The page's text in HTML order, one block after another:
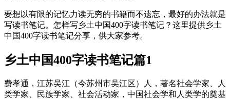
要想以有限的记忆力读无穷的书籍而不遗忘，最好的办法就是
写读书笔记。怎样写乡土中国400字读书笔记？这里提供乡土
中国400字读书笔记分享，供大家参考。
乡土中国400字读书笔记篇1
费孝通，江苏吴江（今苏州市吴江区）人，著名社会学家、人
类学家、民族学家、社会活动家，中国社会学和人类学的奠基